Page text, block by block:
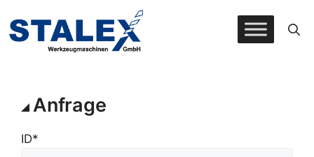
Inhalt
springen
Anfrage
ID*